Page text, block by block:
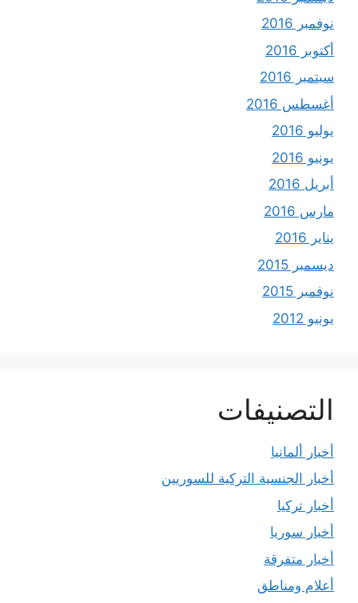
نوفمبر 2016
أكتوبر 2016
سبتمبر 2016
أغسطس 2016
يوليو 2016
يونيو 2016
أبريل 2016
مارس 2016
يناير 2016
ديسمبر 2015
نوفمبر 2015
يونيو 2012
التصنيفات
أخبار ألمانيا
أخبار الجنسية التركية للسوريين
أخبار تركيا
أخبار سوريا
أخبار متفرقة
أعلام ومناطق